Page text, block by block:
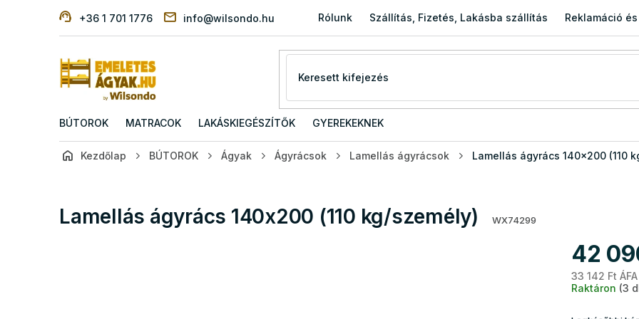
+36 1 701 1776 info@wilsondo.hu Rólunk Szállítás, Fizetés, Lakásba szállítás Reklamáció
BÚTOROK MATRACOK LAKÁSKIEGÉSZÍTŐK GYEREKEKNEK
Kezdőlap BÚTOROK Ágyak Ágyrácsok Lamellás ágyrácsok Lamellás ágyrács 140x200 (110
Lamellás ágyrács 140x200 (110 kg/személy) WX74299
42
33 142 Ft
Raktáron (3